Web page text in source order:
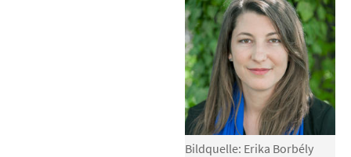
Bildquelle: Erika Borbély